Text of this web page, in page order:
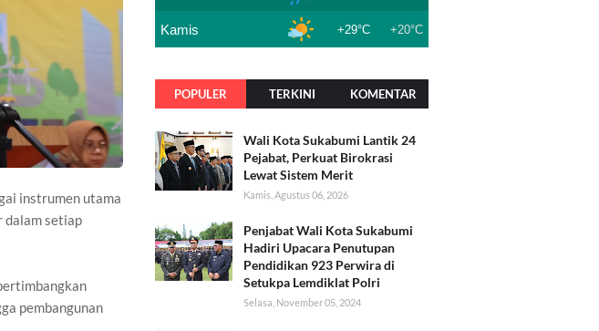
instrumen utama
dalam setiap
pembangunan
Kamis +29°C +20°C
POPULER TERKINI KOMENTAR
Wali Kota Sukabumi Lantik 24
Pejabat, Perkuat Birokrasi
Lewat Sistem Merit
Kamis, Agustus 06, 2026
Penjabat Wali Kota Sukabumi
Hadiri Upacara Penutupan
Pendidikan 923 Perwira di
Setukpa Lemdiklat Polri
Selasa, November 05, 2024